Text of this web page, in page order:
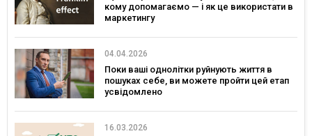
кому допомагаємо — і як це використати в
маркетингу
04.04.2026
Поки ваші однолітки руйнують життя в
пошуках себе, ви можете пройти цей етап
усвідомлено
16.03.2026